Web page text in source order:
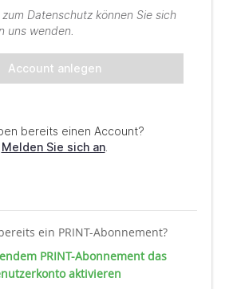
ein PRINT-Abonnement?
PRINT-Abonnement das
aktivieren